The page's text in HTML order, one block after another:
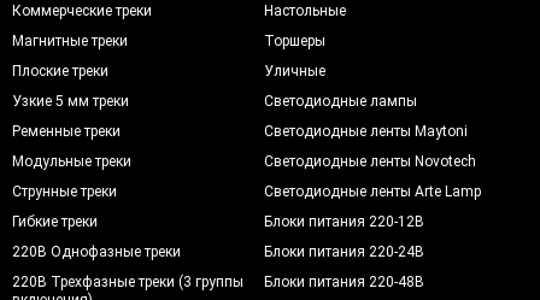
Коммерческие треки
Магнитные треки
Плоские треки
Узкие 5 мм треки
Ременные треки
Модульные треки
Струнные треки
Гибкие треки
220В Однофазные треки
220В Трехфазные треки (3 группы
Настольные
Торшеры
Уличные
Светодиодные лампы
Светодиодные ленты Maytoni
Светодиодные ленты Novotech
Светодиодные ленты Arte Lamp
Блоки питания 220-12В
Блоки питания 220-24В
Блоки питания 220-48В